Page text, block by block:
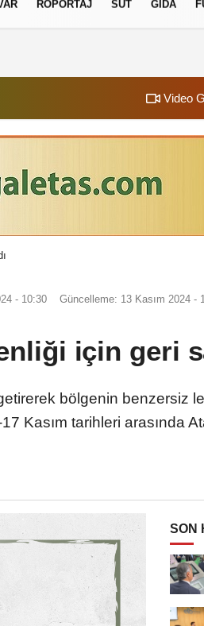
RÖPORTAJ SÜT GIDA
Video
- 10:30 Güncelleme: 13 Kasım 2024 -
için geri
bölgenin benzersiz
Kasım tarihleri arasında
SON